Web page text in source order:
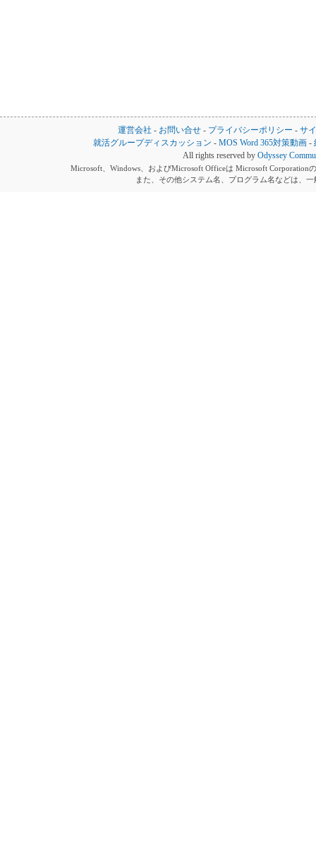
運営会社 - お問い合せ - プライバシーポリシー - サ
就活グループディスカッション -MOS Word 365対策動画 -
All rights reserved by Odyssey
Microsoft、Windows、およびMicrosoft Officeは Microsoft Corporation
また、その他システム名、プログラム名などは、